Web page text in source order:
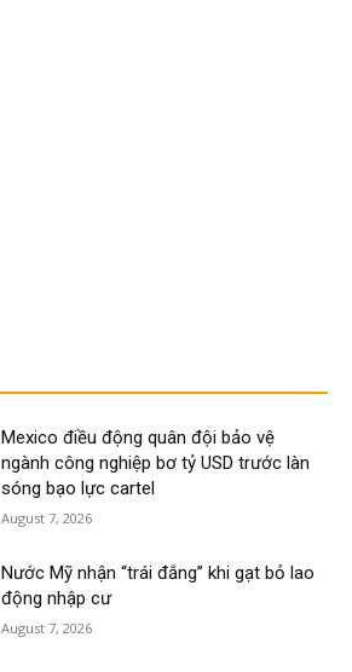
Mexico điều động quân đội bảo vệ
ngành công nghiệp bơ tỷ USD trước làn
sóng bạo lực cartel
August 7, 2026
Nước Mỹ nhận “trái đắng” khi gạt bỏ lao
động nhập cư
August 7, 2026